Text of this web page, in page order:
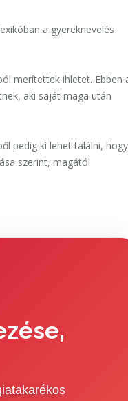
a gyereknevelés
merítettek ihletet. Ebben
k, aki saját maga után
pedig ki lehet találni,
szerint, magától